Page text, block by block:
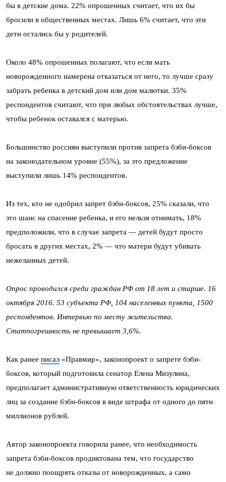
бы в детские дома. 22% опрошенных считает, что их бы
бросили в общественных местах. Лишь 6% считает, что эти
дети остались бы у родителей.
Около 48% опрошенных полагают, что если мать
новорожденного намерена отказаться от него, то лучше сразу
забрать ребенка в детский дом или дом малютки. 35%
респондентов считают, что при любых обстоятельствах лучше,
чтобы ребенок оставался с матерью.
Большинство россиян выступили против запрета бэби-боксов
на законодательном уровне (55%), за это предложение
выступили лишь 14% респондентов.
Из тех, кто не одобрил запрет бэби-боксов, 25% сказали, что
это шанс на спасение ребенка, и его нельзя отнимать, 18%
предположили, что в случае запрета — детей будут просто
бросать в других местах, 2% — что матери будут убивать
нежеланных детей.
Опрос проводился среди граждан РФ от 18 лет и старше. 16
октября 2016. 53 субъекта РФ, 104 населенных пункта, 1500
респондентов. Интервью по месту жительства.
Статпогрешность не превышает 3,6%.
Как ранее писал «Правмир», законопроект о запрете бэби-
боксов, который подготовила сенатор Елена Мизулина,
предполагает административную ответственность юридических
лиц за создание бэби-боксов в виде штрафа от одного до пяти
миллионов рублей.
Автор законопроекта говорила ранее, что необходимость
запрета бэби-боксов продиктована тем, что государство
не должно поощрять отказы от новорожденных, а само